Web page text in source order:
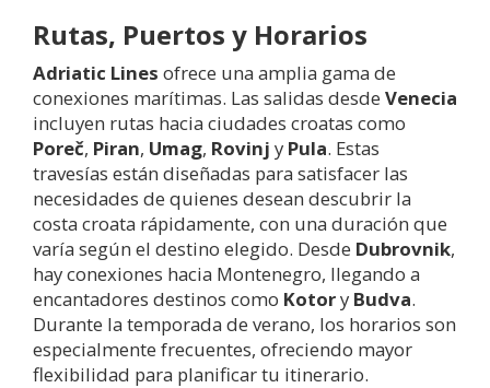
Rutas, Puertos y Horarios
Adriatic Lines ofrece una amplia gama de
conexiones marítimas. Las salidas desde Venecia
incluyen rutas hacia ciudades croatas como
Poreč, Piran, Umag, Rovinj y Pula. Estas
travesías están diseñadas para satisfacer las
necesidades de quienes desean descubrir la
costa croata rápidamente, con una duración que
varía según el destino elegido. Desde Dubrovnik,
hay conexiones hacia Montenegro, llegando a
encantadores destinos como Kotory Budva.
Durante la temporada de verano, los horarios son
especialmente frecuentes, ofreciendo mayor
flexibilidad para planificar tu itinerario.